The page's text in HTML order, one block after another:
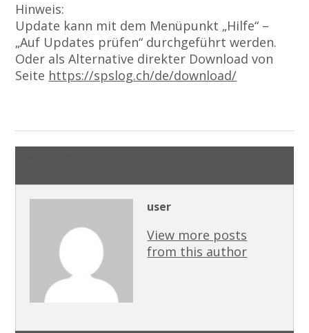
Hinweis:
Update kann mit dem Menüpunkt „Hilfe“ –
„Auf Updates prüfen“ durchgeführt werden.
Oder als Alternative direkter Download von
Seite https://spslog.ch/de/download/
user
View more posts
from this author